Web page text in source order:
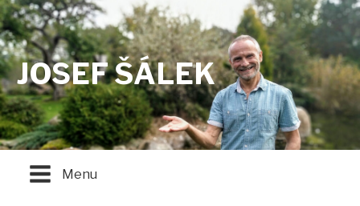
JOSEF ŠÁLEK
Menu